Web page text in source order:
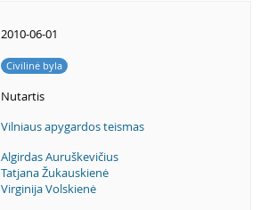
2010-06-01
Civilinė byla
Nutartis
Vilniaus apygardos teismas
Algirdas Auruškevičius
Tatjana Žukauskienė
Virginija Volskienė